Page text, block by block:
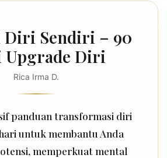
Diri Sendiri – 90
Upgrade Diri
Rica Irma D.
panduan transformasi diri
untuk membantu Anda
memperkuat mental